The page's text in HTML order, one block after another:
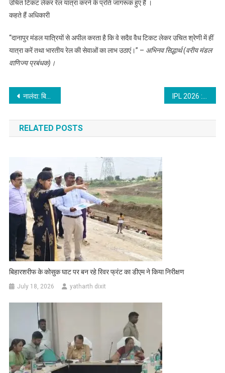
उचित टिकट लेकर रेल यात्रा करने के प्रति जागरूक हुए हैं ।
कहते हैं अधिकारी
“दानापुर मंडल यात्रियों से अपील करता है कि वे सदैव वैध टिकट लेकर उचित श्रेणी में हीं
यात्रा करें तथा भारतीय रेल की सेवाओं का लाभ उठाएं।” – अभिनव सिद्धार्थ (वरीय मंडल
वाणिज्य प्रबंधक)।
Post
navigation
नालंदा: बिहार के सभी वर्गों को मिला बराबर का सम्मान- मंत्री श्रवण कुमार
RELATED POSTS
बिहारशरीफ के कोसुक घाट पर बन रहे रिवर फ्रंट का डीएम ने किया निरीक्षण
July 18, 2026 yatharth dixit